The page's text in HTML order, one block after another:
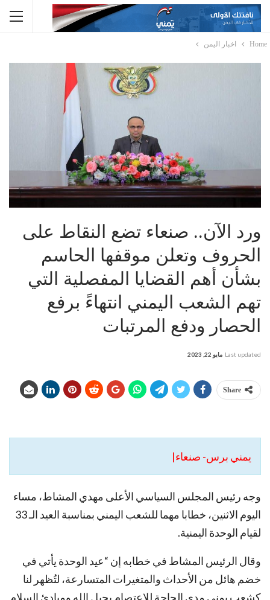
Home اخبار اليمن
ورد الآن.. صنعاء تضع النقاط على
الحروف وتعلن موقفها الحاسم
بشأن أهم القضايا المفصلية التي
تهم الشعب اليمني انتهاءً برفع
الحصار ودفع المرتبات
Last updated مايو 22, 2023
Share
يمني برس- صنعاء|
وجه رئيس المجلس السياسي الأعلى مهدي المشاط، مساء
اليوم الاثنين، خطابا مهما للشعب اليمني بمناسبة العيد الـ 33
لقيام الوحدة اليمنية.
وقال الرئيس المشاط في خطابه إن “عيد الوحدة يأتي في
خضم هائل من الأحداث والمتغيرات المتسارعة، لتُظهر لنا
كشعب يمني مدى الحاجة للاعتصامِ بحبل الله ومبادئ السلام